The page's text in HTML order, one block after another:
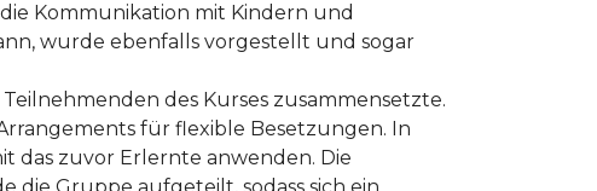
Kommunikation mit Kindern und
wurde ebenfalls vorgestellt und sogar
des Kurses zusammensetzte.
für flexible Besetzungen. In
das zuvor Erlernte anwenden. Die